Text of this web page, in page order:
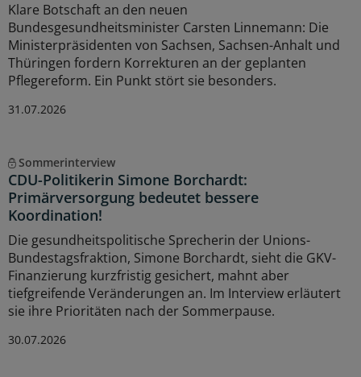
Klare Botschaft an den neuen
Bundesgesundheitsminister Carsten Linnemann: Die
Ministerpräsidenten von Sachsen, Sachsen-Anhalt und
Thüringen fordern Korrekturen an der geplanten
Pflegereform. Ein Punkt stört sie besonders.
31.07.2026
Sommerinterview
CDU-Politikerin Simone Borchardt:
Primärversorgung bedeutet bessere
Koordination!
Die gesundheitspolitische Sprecherin der Unions-
Bundestagsfraktion, Simone Borchardt, sieht die GKV-
Finanzierung kurzfristig gesichert, mahnt aber
tiefgreifende Veränderungen an. Im Interview erläutert
sie ihre Prioritäten nach der Sommerpause.
30.07.2026